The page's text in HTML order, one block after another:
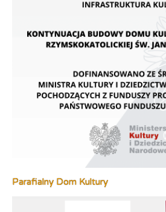
Parafialny Dom Kultury